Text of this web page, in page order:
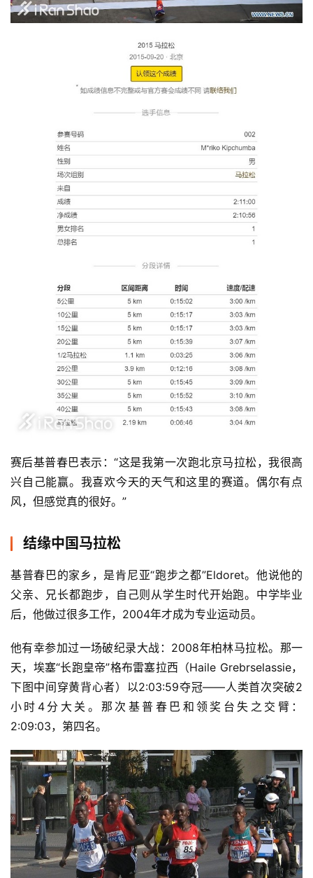
赛后基普春巴表示：“这是我第一次跑北京马拉松，我很高
兴自己能赢。我喜欢今天的天气和这里的赛道。偶尔有点
风，但感觉真的很好。”
结缘中国马拉松
基普春巴的家乡，是肯尼亚“跑步之都”Eldoret。他说他的
父亲、兄长都跑步，自己则从学生时代开始跑。中学毕业
后，他做过很多工作，2004年才成为专业运动员。
他有幸参加过一场破纪录大战：2008年柏林马拉松。那一
天，埃塞“长跑皇帝”格布雷塞拉西（Haile Grebrselassie，
下图中间穿黄背心者）以2:03:59夺冠——人类首次突破2
小时4分大关。那次基普春巴和领奖台失之交臂：
2:09:03，第四名。